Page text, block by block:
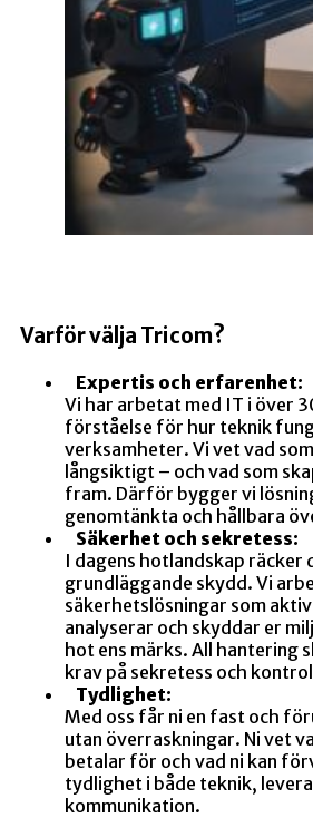
Varför välja Tricom?
Expertis och erfarenhet:
Vi har arbetat med IT i över
förståelse för hur teknik
verksamheter. Vi vet vad
långsiktigt – och vad som
fram. Därför bygger vi
genomtänkta och hållbara
Säkerhet och sekretess:
I dagens hotlandskap räcker
grundläggande skydd. Vi
säkerhetslösningar som
analyserar och skyddar er
hot ens märks. All hantering
krav på sekretess och
Tydlighet:
Med oss får ni en fast och
utan överraskningar. Ni vet
betalar för och vad ni kan
tydlighet i både teknik,
kommunikation.